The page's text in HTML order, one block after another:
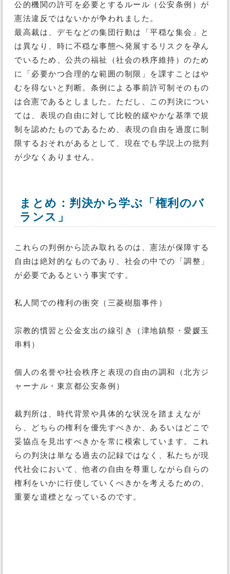
公的機関の許可を必要とするルール（公安条例）が
憲法違反ではないかが争われました。
最高裁は、デモなどの集団行動は「平穏な集会」と
は異なり、時に不穏な事態へ発展するリスクを孕ん
でいるため、公共の福祉（社会の秩序維持）のため
に「必要かつ合理的な範囲の制限」を課すことはや
むを得ないと判断。条例による事前許可制そのもの
は合憲であるとしました。ただし、この判決につい
ては、表現の自由に対して比較的緩やかな基準で規
制を認めたものであるため、表現の自由を過度に制
限するおそれがあるとして、現在でも学説上の批判
が少なくありません。
まとめ：判決から学ぶ「権利のバ
ランス」
これらの判例から読み取れるのは、憲法が保障する
自由は絶対的なものであり、社会の中での「調整」
が必要であるという事実です。
私人間での権利の衝突（三菱樹脂事件）
宗教的慣習と公金支出の線引き（津地鎮祭・愛媛玉
串料）
個人の名誉や社会秩序と表現の自由の調和（北方ジ
ャーナル・東京都公安条例）
裁判所は、時代背景や具体的な状況を踏まえなが
ら、どちらの権利を優先すべきか、あるいはどこで
妥協点を見出すべきかを常に模索しています。これ
らの判決は単なる過去の記録ではなく、私たちが現
代社会において、他者の自由を尊重しながら自らの
権利をいかに行使していくべきかを考えるための、
重要な道標となっているのです。